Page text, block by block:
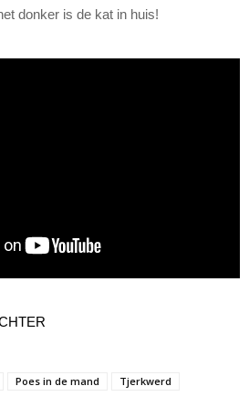
donker is de kat in huis!
Poes in de mand Tjerkwerd